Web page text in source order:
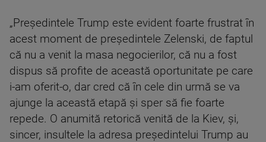
„Președintele Trump este evident foarte frustrat în
acest moment de președintele Zelenski, de faptul
că nu a venit la masa negocierilor, că nu a fost
dispus să profite de această oportunitate pe care
i-am oferit-o, dar cred că în cele din urmă se va
ajunge la această etapă și sper să fie foarte
repede. O anumită retorică venită de la Kiev, și,
sincer, insultele la adresa președintelui Trump au